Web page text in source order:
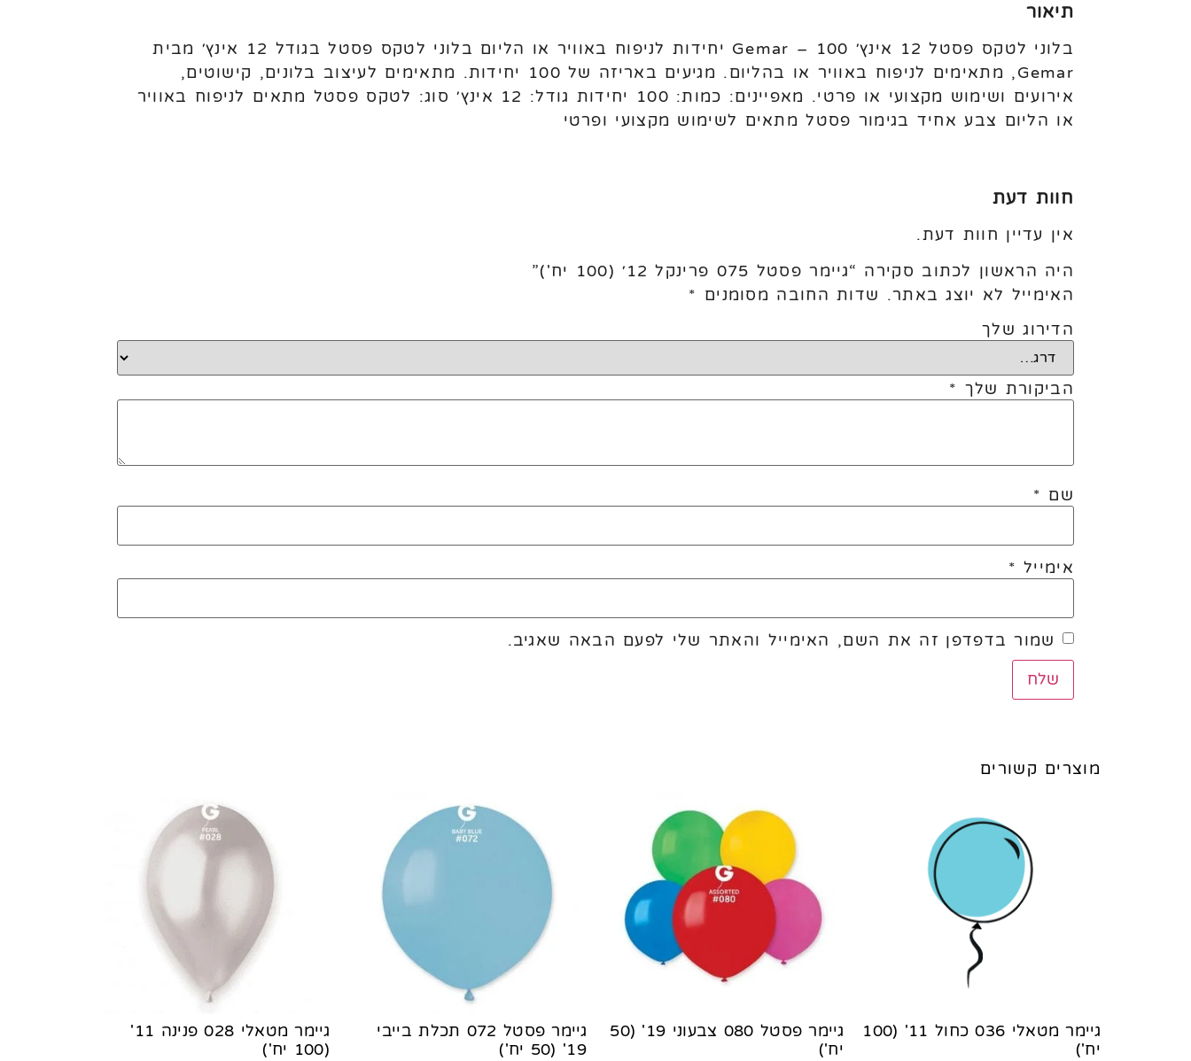
תיאור
בלוני לטקס פסטל 12 אינץ׳ Gemar – 100 יחידות לניפוח באוויר או הליום בלוני לטקס פסטל בגודל 12 אינץ׳ מבית
Gemar, מתאימים לניפוח באוויר או בהליום. מגיעים באריזה של 100 יחידות. מתאימים לעיצוב בלונים, קישוטים,
אירועים ושימוש מקצועי או פרטי. מאפיינים: כמות: 100 יחידות גודל: 12 אינץ׳ סוג: לטקס פסטל מתאים לניפוח באוויר
או הליום צבע אחיד בגימור פסטל מתאים לשימוש מקצועי ופרטי
חוות דעת
אין עדיין חוות דעת.
היה הראשון לכתוב סקירה “גיימר פסטל 075 פרינקל 12׳ (100 יח')”
האימייל לא יוצג באתר. שדות החובה מסומנים *
הדירוג שלך
הביקורת שלך *
שם *
אימייל *
שמור בדפדפן זה את השם, האימייל והאתר שלי לפעם הבאה שאגיב.
מוצרים קשורים
גיימר מטאלי 036 כחול 11' (100
יח')
גיימר פסטל 080 צבעוני 19' (50
יח')
גיימר פסטל 072 תכלת בייבי
19' (50 יח')
גיימר מטאלי 028 פנינה 11'
(100 יח')